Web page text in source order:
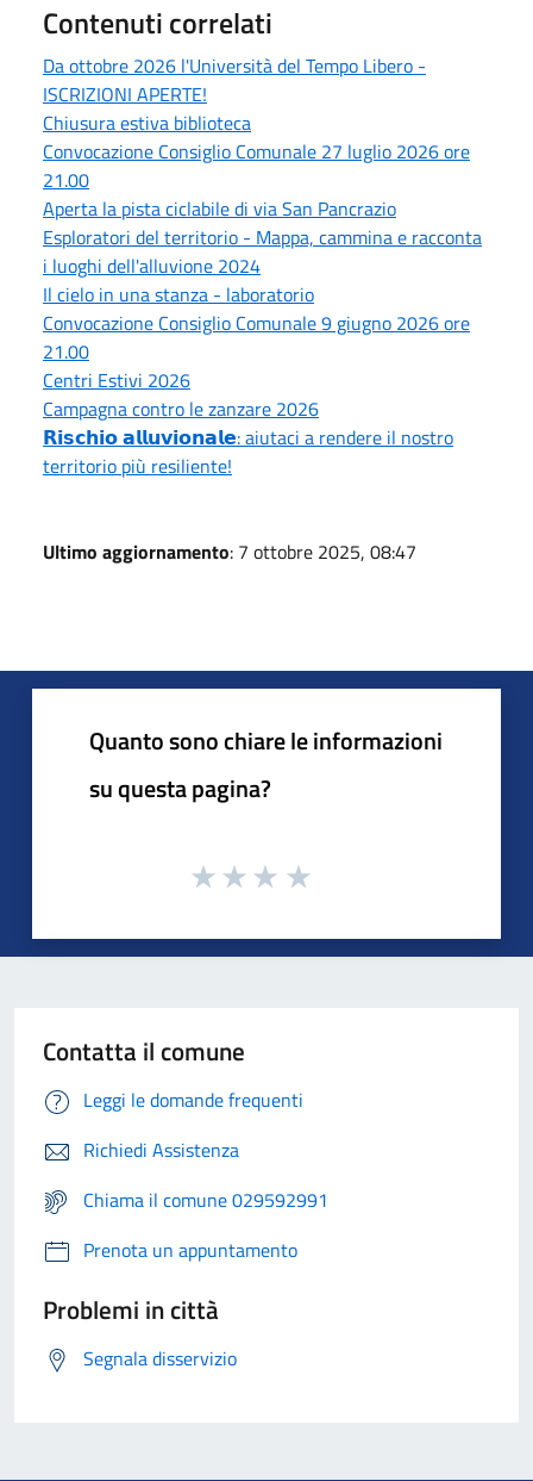
Contenuti correlati
Da ottobre 2026 l'Università del Tempo Libero -
ISCRIZIONI APERTE!
Chiusura estiva biblioteca
Convocazione Consiglio Comunale 27 luglio 2026 ore
21.00
Aperta la pista ciclabile di via San Pancrazio
Esploratori del territorio - Mappa, cammina e racconta
i luoghi dell'alluvione 2024
Il cielo in una stanza - laboratorio
Convocazione Consiglio Comunale 9 giugno 2026 ore
21.00
Centri Estivi 2026
Campagna contro le zanzare 2026
𝗥𝗶𝘀𝗰𝗵𝗶𝗼 𝗮𝗹𝗹𝘂𝘃𝗶𝗼𝗻𝗮𝗹𝗲: aiutaci a rendere il nostro
territorio più resiliente!
Ultimo aggiornamento: 7 ottobre 2025, 08:47
Quanto sono chiare le informazioni
su questa pagina?
Contatta il comune
Leggi le domande frequenti
Richiedi Assistenza
Chiama il comune 029592991
Prenota un appuntamento
Problemi in città
Segnala disservizio